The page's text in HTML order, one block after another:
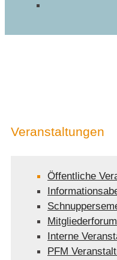
Veranstaltungen
Öffentliche
Mitgliederforum
Interne
PFM